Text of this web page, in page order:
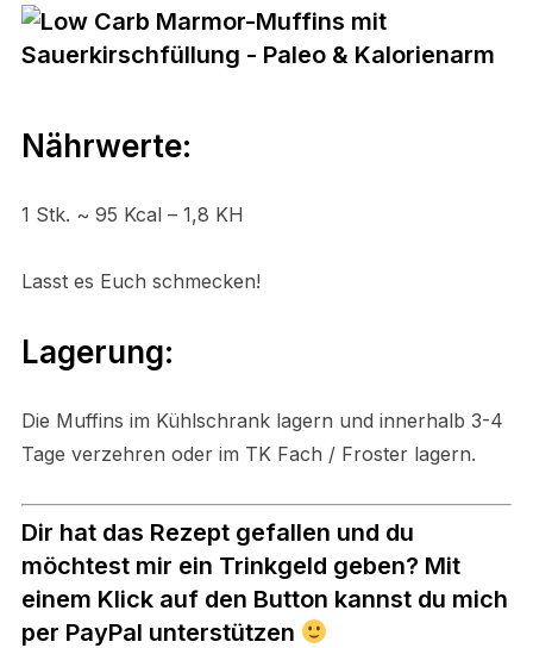
Nährwerte:
1 Stk. ~ 95 Kcal – 1,8 KH
Lasst es Euch schmecken!
Lagerung:
Die Muffins im Kühlschrank lagern und innerhalb 3-4
Tage verzehren oder im TK Fach / Froster lagern.
Dir hat das Rezept gefallen und du
möchtest mir ein Trinkgeld geben? Mit
einem Klick auf den Button kannst du mich
per PayPal unterstützen